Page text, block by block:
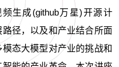
频生成(github万星)开源计
径，以及和产业结合所面
态大模型对产业的挑战和